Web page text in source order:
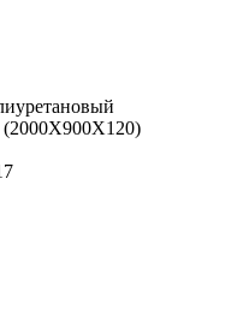
(2000Х900Х120)